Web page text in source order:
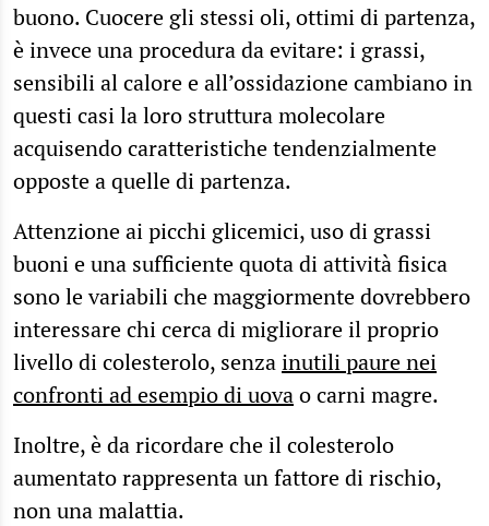
buono. Cuocere gli stessi oli, ottimi di partenza,
è invece una procedura da evitare: i grassi,
sensibili al calore e all’ossidazione cambiano in
questi casi la loro struttura molecolare
acquisendo caratteristiche tendenzialmente
opposte a quelle di partenza.
Attenzione ai picchi glicemici, uso di grassi
buoni e una sufficiente quota di attività fisica
sono le variabili che maggiormente dovrebbero
interessare chi cerca di migliorare il proprio
livello di colesterolo, senzainutili paure nei
confronti ad esempio di uovao carni magre.
Inoltre, è da ricordare che il colesterolo
aumentato rappresenta un fattore di rischio,
non una malattia.